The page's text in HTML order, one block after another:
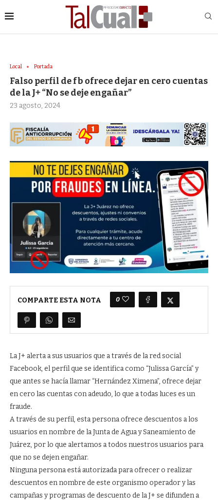
Local Portada
Falso perfil de fb ofrece dejar en cero cuentas
de la J+ “No se deje engañar”
23 agosto, 2024
COMPARTE ESTA NOTA 0
La J+ alerta a sus usuarios que a través de la red social
Facebook, el perfil que se identifica como “Julissa García” y
que antes se hacía llamar “Hernández Ximena”, ofrece dejar
en cero las cuentas con adeudo, lo que a todas luces es un
fraude.
A través de su perfil, esta persona ofrece descuentos a los
usuarios en nombre de la Junta de Agua y Saneamiento de
Juárez, por lo que alertamos a todos nuestros usuarios para
que no se dejen engañar.
Ninguna persona está autorizada para ofrecer o realizar
descuentos en nombre de este organismo operador y las
campañas y programas de descuento de la J+ se difunden a